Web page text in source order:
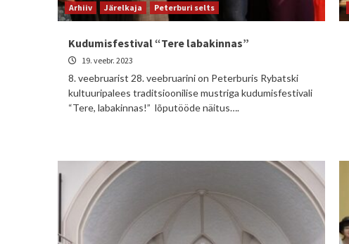
Arhiiv Järelkaja Peterburi selts
Kudumisfestival “Tere labakinnas”
19. veebr. 2023
8. veebruarist 28. veebruarini on Peterburis Rybatski
kultuuripalees traditsioonilise mustriga kudumisfestivali
“Tere, labakinnas!” lõputööde näitus….